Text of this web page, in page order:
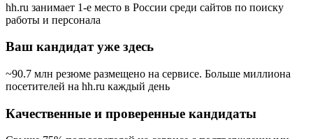
hh.ru занимает 1-е место в России среди сайтов по поиску
работы и персонала
Ваш кандидат уже здесь
~90.7 млн резюме размещено на сервисе. Больше миллиона
посетителей на hh.ru каждый день
Качественные и проверенные кандидаты